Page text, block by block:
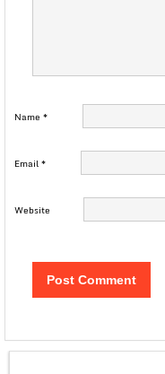
Name *
Email*
Website